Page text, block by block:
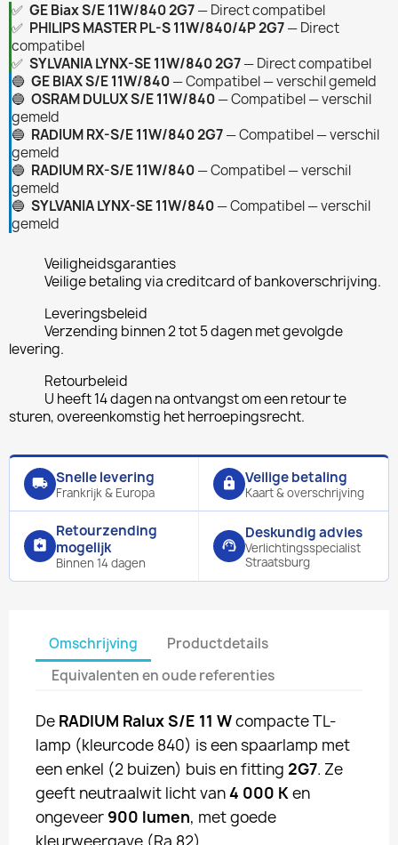
✅ GE Biax S/E 11W/840 2G7— Direct compatibel
✅ PHILIPS MASTER PL-S 11W/840/4P 2G7— Direct
compatibel
✅ SYLVANIA LYNX-SE 11W/840 2G7— Direct compatibel
🔵 GE BIAX S/E 11W/840— Compatibel — verschil gemeld
🔵 OSRAM DULUX S/E 11W/840— Compatibel — verschil
gemeld
🔵 RADIUM RX-S/E 11W/840 2G7— Compatibel — verschil
gemeld
🔵 RADIUM RX-S/E 11W/840— Compatibel — verschil
gemeld
🔵 SYLVANIA LYNX-SE 11W/840— Compatibel — verschil
gemeld
Veiligheidsgaranties
Veilige betaling via creditcard of bankoverschrijving.
Leveringsbeleid
Verzending binnen 2 tot 5 dagen met gevolgde
levering.
Retourbeleid
U heeft 14 dagen na ontvangst om een retour te
sturen, overeenkomstig het herroepingsrecht.
local_shipping Snelle levering
Frankrijk & Europa
lock Veilige betaling
Kaart & overschrijving
assignment_return
Retourzending
mogelijk
Binnen 14 dagen
support_agent
Deskundig advies
Verlichtingsspecialist
Straatsburg
Omschrijving
Productdetails
Equivalenten en oude referenties
De RADIUM Ralux S/E 11 Wcompacte TL-
lamp (kleurcode 840) is een spaarlamp met
een enkel (2 buizen) buis en fitting 2G7. Ze
geeft neutraalwit licht van4 000 Ken
ongeveer 900 lumen, met goede